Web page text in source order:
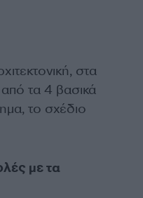
στα
από τα 4 βασικά
το σχέδιο
με τα